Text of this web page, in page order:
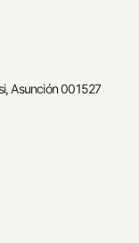
Asunción 001527